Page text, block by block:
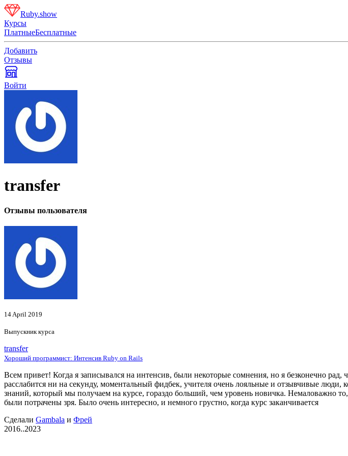
Ruby.show
Курсы
ПлатныеБесплатные
Добавить
Отзывы
Войти
transfer
Отзывы пользователя
14 April 2019
Выпускник курса
transfer
Хороший программист: Интенсив Ruby on Rails
Всем привет! Когда я записывался на интенсив, были некоторые сомнения, но я безконечно
расслабится ни на секунду, моментальный фидбек, учителя очень лояльные и отзывчивые
знаний, который мы получаем на курсе, гораздо больший, чем уровень новичка. Немаловажно
были потрачены зря. Было очень интересно, и немного грустно, когда курс заканчивается
Сделали Gambala и Фрей
2016..2023